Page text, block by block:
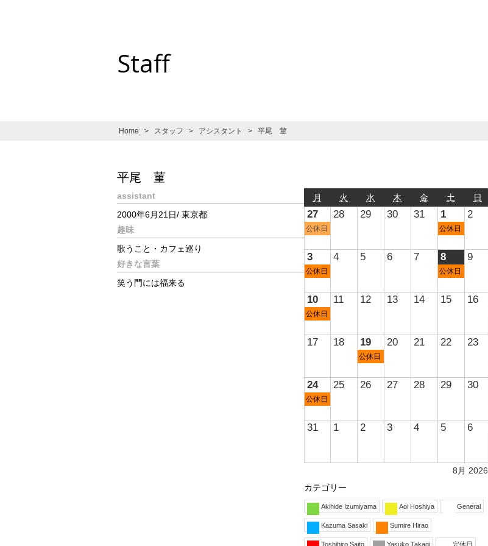
Staff
Home > スタッフ > アシスタント > 平尾 菫
平尾 菫
assistant
2000年6月21日/ 東京都
趣味
歌うこと・カフェ巡り
好きな言葉
笑う門には福来る
8月 2026
月 火 水 木 金 土 日
27
公休日
28 29 30 31 1
公休日
2
3
公休日
4 5 6 7 8
公休日
9
10
公休日
11 12 13 14 15 16
17 18 19
公休日
20 21 22 23
24
公休日
25 26 27 28 29 30
31 1 2 3 4 5 6
カテゴリー
Akihide Izumiyama Aoi Hoshiya General
Kazuma Sasaki Sumire Hirao
Toshihiro Saito Yasuko Takagi 定休日